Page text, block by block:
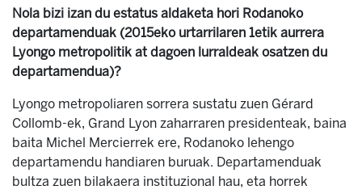
Nola bizi izan du estatus aldaketa hori Rodanoko
departamenduak (2015eko urtarrilaren 1etik aurrera
Lyongo metropolitik at dagoen lurraldeak osatzen du
departamendua)?
Lyongo metropoliaren sorrera sustatu zuen Gérard
Collomb-ek, Grand Lyon zaharraren presidenteak, baina
baita Michel Mercierrek ere, Rodanoko lehengo
departamendu handiaren buruak. Departamenduak
bultza zuen bilakaera instituzional hau, eta horrek